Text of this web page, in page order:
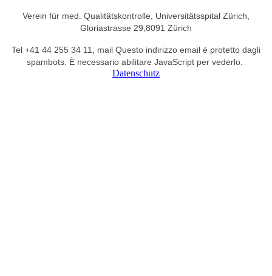
Verein für med. Qualitätskontrolle, Universitätsspital Zürich,
Gloriastrasse 29, 8091 Zürich
Tel +41 44 255 34 11, mail Questo indirizzo email è protetto dagli
spambots. È necessario abilitare JavaScript per vederlo.
Datenschutz